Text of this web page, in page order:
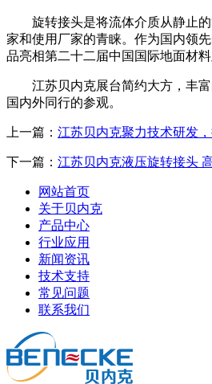
旋转接头是将流体介质从静止
家和使用厂家的青睐。作为国内领
品亮相第二十二届中国国际地面材
江苏贝内克展台简约大方，丰
国内外同行的参观。
上一篇： 江苏贝内克聚力技术研发
下一篇： 江苏贝内克液压旋转接头
网站首页
关于贝内克
产品中心
行业应用
新闻资讯
技术支持
常见问题
联系我们